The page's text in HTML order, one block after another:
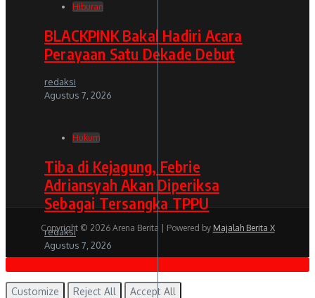
Hiburan
BLACKPINK Bakal Hadiri Acara
Perayaan Satu Dekade Debut
redaksi
Agustus 7, 2026
Hukum
Tiba di Kejagung, Febrie
Adriansyah Akan Diperiksa
Sebagai Tersangka TPPU
redaksi
Agustus 7, 2026
Politik
Copyright © 2026 Arena Berita | Powered by Majalah Berita X
Customize Reject All
Accept All